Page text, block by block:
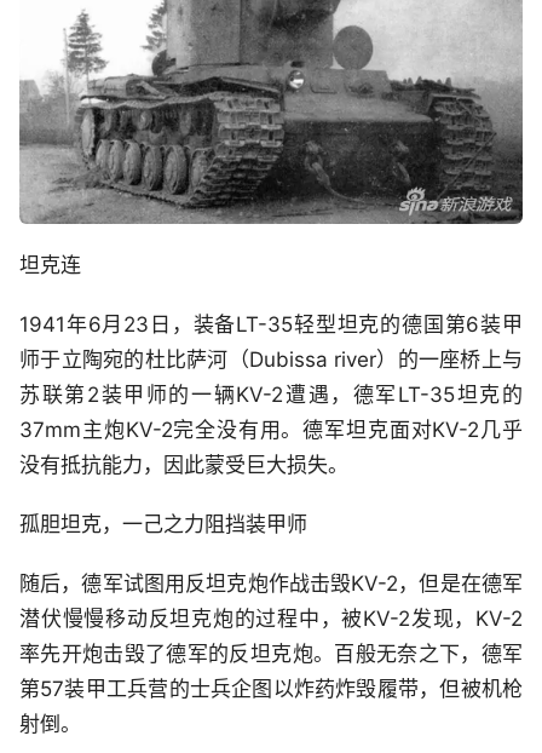
坦克连
1941年6月23日，装备LT-35轻型坦克的德国第6装甲
师于立陶宛的杜比萨河（Dubissa river）的一座桥上与
苏联第2装甲师的一辆KV-2遭遇，德军LT-35坦克的
37mm主炮KV-2完全没有用。德军坦克面对KV-2几乎
没有抵抗能力，因此蒙受巨大损失。
孤胆坦克，一己之力阻挡装甲师
随后，德军试图用反坦克炮作战击毁KV-2，但是在德军
潜伏慢慢移动反坦克炮的过程中，被KV-2发现，KV-2
率先开炮击毁了德军的反坦克炮。百般无奈之下，德军
第57装甲工兵营的士兵企图以炸药炸毁履带，但被机枪
射倒。